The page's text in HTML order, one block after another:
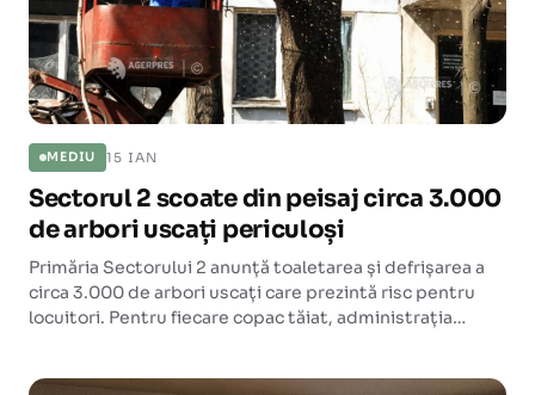
MEDIU 15 IAN
Sectorul 2 scoate din peisaj circa 3.000
de arbori uscați periculoși
Primăria Sectorului 2 anunță toaletarea și defrișarea a
circa 3.000 de arbori uscați care prezintă risc pentru
locuitori. Pentru fiecare copac tăiat, administrația